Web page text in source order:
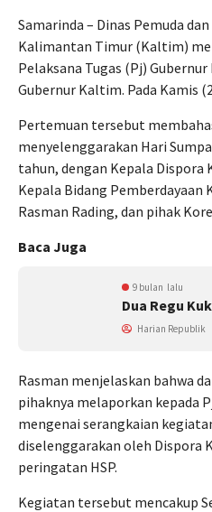
Samarinda – Dinas Pemuda
Kalimantan Timur (Kaltim)
Pelaksana Tugas (Pj)
Gubernur Kaltim. Pada Kamis
Pertemuan tersebut
menyelenggarakan Hari
tahun, dengan Kepala Dispora
Kepala Bidang Pemberdayaan
Rasman Rading, dan pihak
Baca Juga
9 bulan lalu
Dua Regu
Harian Republik
Rasman menjelaskan bahwa
pihaknya melaporkan kepada
mengenai serangkaian
diselenggarakan oleh Dispora
peringatan HSP.
Kegiatan tersebut mencakup